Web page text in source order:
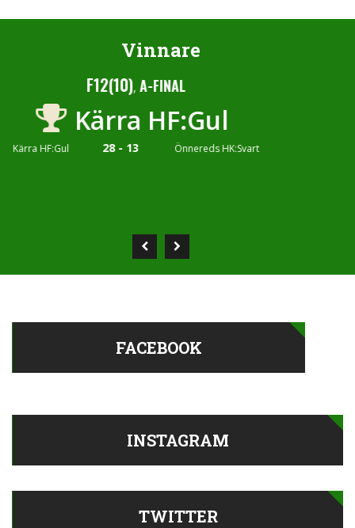
Vinnare
A-FINAL
HF:Gul
28 - 13 Önnereds HK:Svart
FACEBOOK
INSTAGRAM
TWITTER